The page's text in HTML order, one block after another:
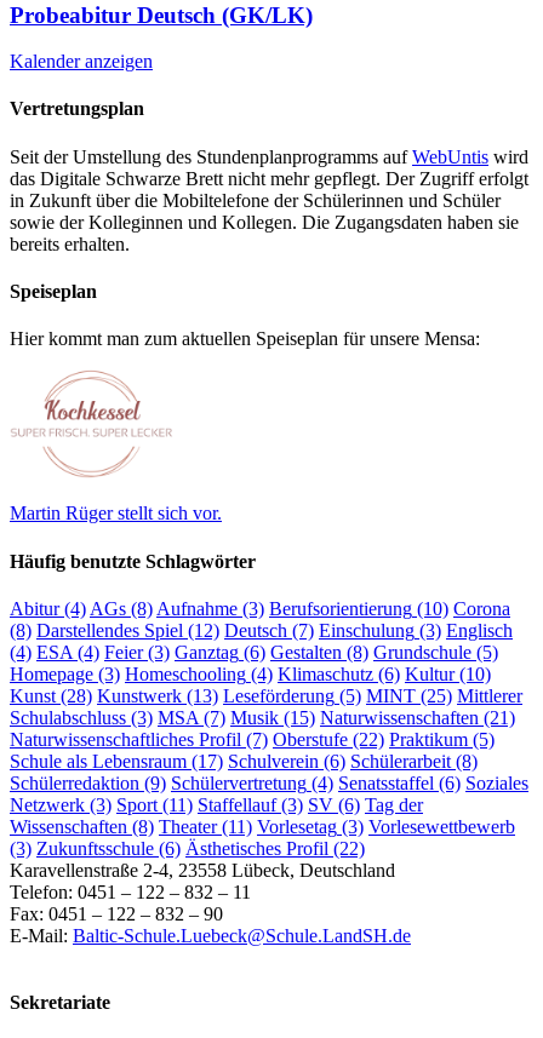
Probeabitur Deutsch (GK/LK)
Kalender anzeigen
Vertretungsplan
Seit der Umstellung des Stundenplanprogramms aufWebUntis wird
das Digitale Schwarze Brett nicht mehr gepflegt. Der Zugriff erfolgt
in Zukunft über die Mobiltelefone der Schülerinnen und Schüler
sowie der Kolleginnen und Kollegen. Die Zugangsdaten haben sie
bereits erhalten.
Speiseplan
Hier kommt man zum aktuellen Speiseplan für unsere Mensa:
Martin Rüger stellt sich vor.
Häufig benutzte Schlagwörter
Abitur(4) AGs (8) Aufnahme (3) Berufsorientierung (10) Corona
(8) Darstellendes Spiel (12) Deutsch (7) Einschulung (3) Englisch
(4) ESA (4) Feier(3) Ganztag (6) Gestalten (8) Grundschule (5)
Homepage (3) Homeschooling (4) Klimaschutz (6) Kultur(10)
Kunst (28) Kunstwerk (13) Leseförderung (5) MINT (25) Mittlerer
Schulabschluss (3) MSA (7) Musik (15) Naturwissenschaften (21)
Naturwissenschaftliches Profil (7) Oberstufe (22) Praktikum (5)
Schule als Lebensraum (17) Schulverein (6) Schülerarbeit (8)
Schülerredaktion (9) Schülervertretung (4) Senatsstaffel (6) Soziales
Netzwerk (3) Sport (11) Staffellauf(3) SV (6) Tag der
Wissenschaften (8) Theater(11) Vorlesetag (3) Vorlesewettbewerb
(3) Zukunftsschule (6) Ästhetisches Profil (22)
Karavellenstraße 2-4, 23558 Lübeck, Deutschland
Telefon: 0451 – 122 – 832 – 11
Fax: 0451 – 122 – 832 – 90
E-Mail: Baltic-Schule.Luebeck@Schule.LandSH.de
Sekretariate